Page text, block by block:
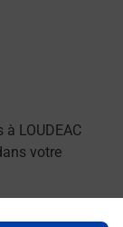
LOUDEAC
votre